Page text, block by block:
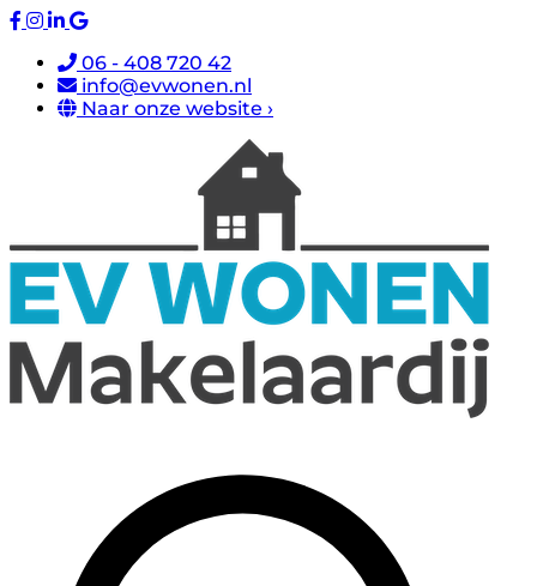
06 - 408 720 42
info@evwonen.nl
Naar onze website ›